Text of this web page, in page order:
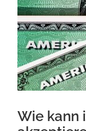
Wie kann